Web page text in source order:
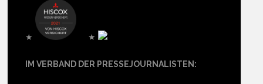
★ ★
IM VERBAND DER PRESSEJOURNALISTEN: